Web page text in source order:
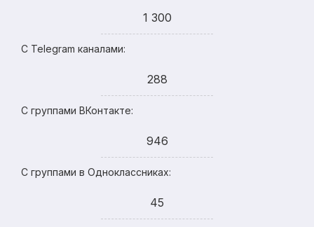
1 300
С Telegram каналами:
288
С группами ВКонтакте:
946
С группами в Одноклассниках:
45